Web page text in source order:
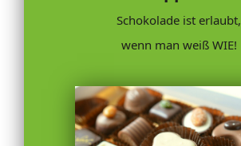
Schokolade ist erlaubt,
wenn man weiß WIE!